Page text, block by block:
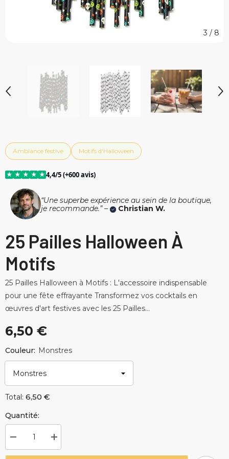
3 / 8
Ambiance festive Motifs d'Halloween
★ ★ ★ ★ ★4,4/5 (+600 avis)
“Une superbe expérience au sein de la boutique,
je recommande.” –
Christian W.
25 Pailles Halloween À
Motifs
25 Pailles Halloween à Motifs : L'accessoire indispensable
pour une fête effrayante Transformez vos cocktails en
œuvres d'art festives avec les 25 Pailles...
6,50 €
Couleur: Monstres
Total: 6,50 €
Quantité:
Diminuer
la
quantité
Augmenter
la
quantité